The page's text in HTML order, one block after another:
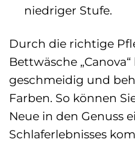
niedriger Stufe.
Durch die richtige
Bettwäsche
geschmeidig und
Farben. So können
Neue in den Genuss
Schlaferlebnisses